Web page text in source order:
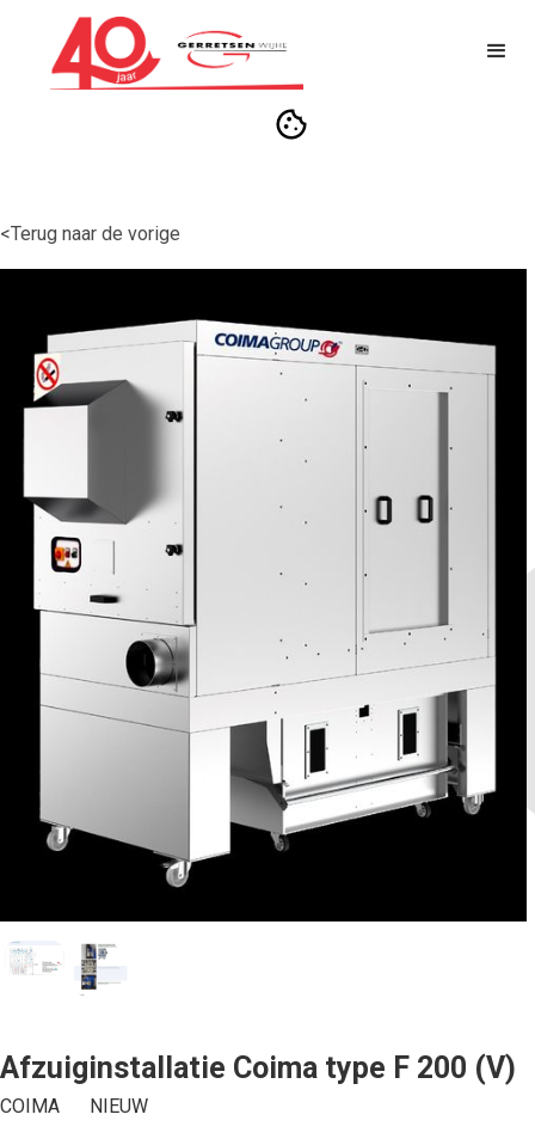
<Terug naar de vorige
Afzuiginstallatie Coima type F 200 (V)
COIMA NIEUW